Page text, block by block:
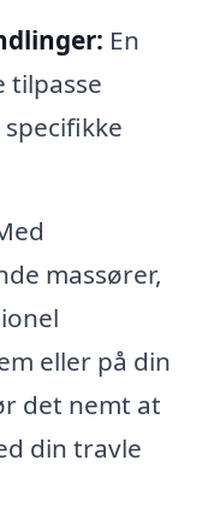
En
tilpasse
massører,
eller på din
det nemt at
din travle